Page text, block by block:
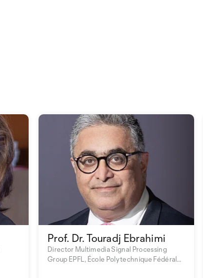
Prof. Dr. Touradj Ebrahimi
Director Multimedia Signal Processing
Group EPFL, École Polytechnique Fédérale